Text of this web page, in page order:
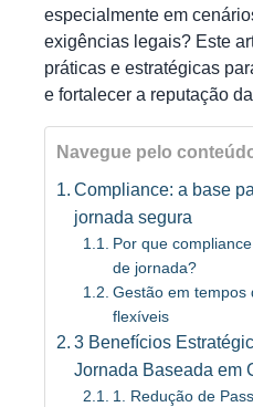
especialmente em
exigências legais? Este
práticas e estratégicas
e fortalecer a reputação
Navegue pelo
Compliance: a base
jornada segura
Por que
de jornada?
Gestão em tempos
flexíveis
3 Benefícios
Jornada Baseada em
1. Redução de